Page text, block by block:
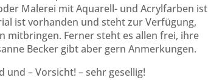
Malerei mit Aquarell- und Acrylfarben ist
ist vorhanden und steht zur Verfügung,
mitbringen. Ferner steht es allen frei, ihre
Becker gibt aber gern Anmerkungen.
– Vorsicht! – sehr gesellig!